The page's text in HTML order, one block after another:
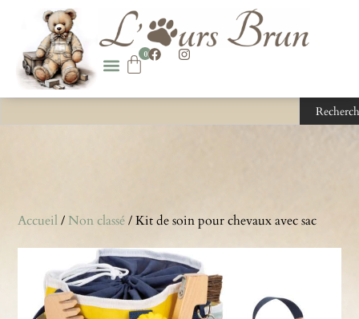
0
Accueil/ Non classé/ Kit de soin pour chevaux avec sac